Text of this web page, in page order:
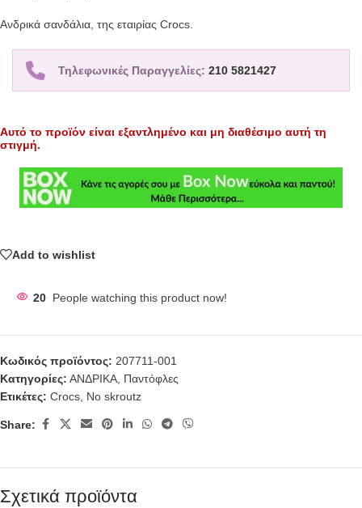
Ανδρικά σανδάλια, της εταιρίας Crocs.
Τηλεφωνικές Παραγγελίες: 210 5821427
Αυτό το προϊόν είναι εξαντλημένο και μη διαθέσιμο αυτή τη
στιγμή.
Add to wishlist
20 People watching this product now!
Κωδικός προϊόντος: 207711-001
Κατηγορίες: ΑΝΔΡΙΚΑ Παντόφλες
Ετικέτες: Crocs No skroutz
Share:
Σχετικά προϊόντα